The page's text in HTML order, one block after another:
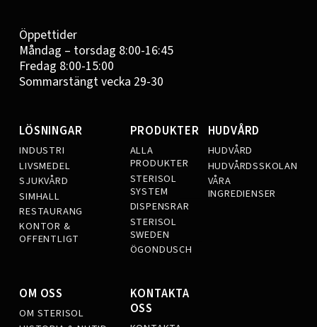
Öppettider
Måndag – torsdag 8:00-16:45
Fredag 8:00-15:00
Sommarstängt vecka 29-30
LÖSNINGAR
INDUSTRI
LIVSMEDEL
SJUKVÅRD
SIMHALL
RESTAURANG
KONTOR &
OFFENTLIGT
PRODUKTER
ALLA
PRODUKTER
STERISOL
SYSTEM
DISPENSRAR
STERISOL
SWEDEN
ÖGONDUSCH
HUDVÅRD
HUDVÅRD
HUDVÅRDSSKOLAN
VÅRA
INGREDIENSER
OM OSS
OM STERISOL
KONTAKTA
OSS